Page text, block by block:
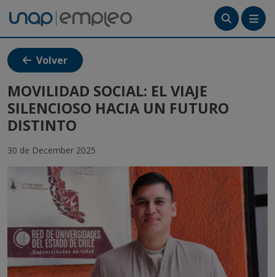
Crea tu cuenta
Volver
MOVILIDAD SOCIAL: EL VIAJE
SILENCIOSO HACIA UN FUTURO
DISTINTO
30 de December 2025